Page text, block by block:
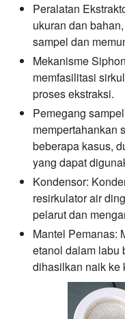
Peralatan
ukuran dan
sampel dan
Mekanisme
memfasilitasi
proses ekstraksi.
Pemegang
mempertahankan
beberapa kasus,
yang dapat
Kondensor:
resirkulator air
pelarut dan
Mantel Pemanas:
etanol dalam labu
dihasilkan naik ke